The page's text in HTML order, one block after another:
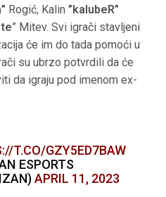
Rogić, Kalin”kalubeR”
” Mitev. Svi igrači stavljeni
će im do tada pomoći u
su ubrzo potvrdili da će
da igraju pod imenom ex-
T.CO/GZY5ED7BAW
ESPORTS
APRIL 11, 2023